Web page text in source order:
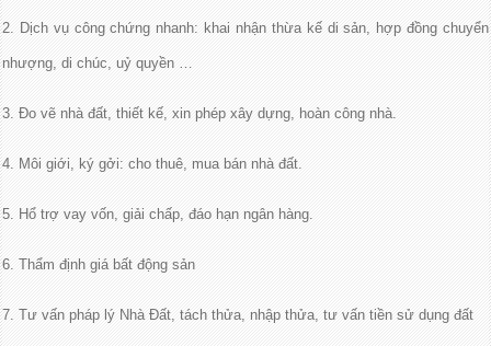
2. Dịch vụ công chứng nhanh: khai nhận thừa kế di sản, hợp đồng chuyển
nhượng, di chúc, uỷ quyền …
3. Đo vẽ nhà đất, thiết kế, xin phép xây dựng, hoàn công nhà.
4. Môi giới, ký gởi: cho thuê, mua bán nhà đất.
5. Hổ trợ vay vốn, giải chấp, đáo hạn ngân hàng.
6. Thẩm định giá bất động sản
7. Tư vấn pháp lý Nhà Đất, tách thửa, nhập thửa, tư vấn tiền sử dụng đất